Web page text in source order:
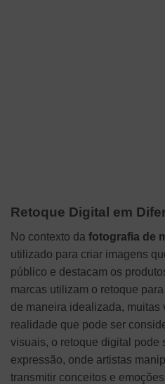
Retoque Digital em
No contexto da fotografia de
utilizado para criar imagens
público e destacam os
marcas utilizam o retoque
de maneira idealizada, muitas
realidade que pode ser
visuais, o retoque digital pode
expressão, onde artistas
transmitir conceitos e